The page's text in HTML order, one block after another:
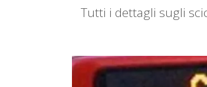
Tutti i dettagli sugli